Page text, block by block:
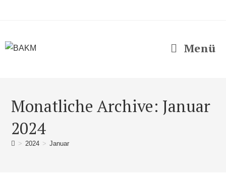
Menü
Monatliche Archive: Januar
2024
> 2024 > Januar